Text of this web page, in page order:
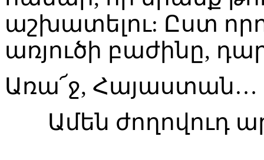
աշխատելու: Ըստ
առյուծի բաժինը,
Առա՜ջ, Հայաստան…
Ամեն ժողովուդ